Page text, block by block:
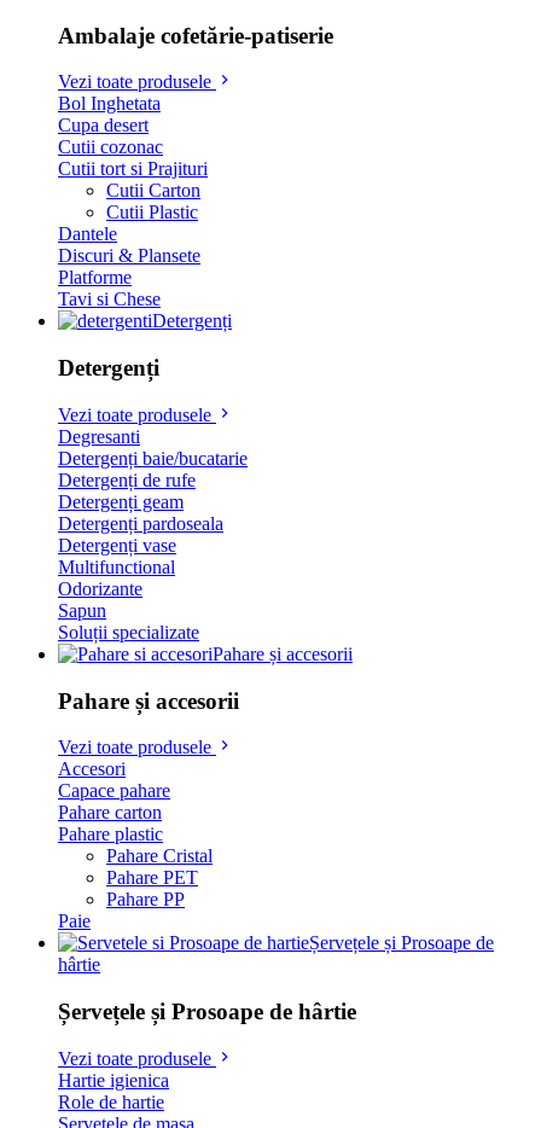
Ambalaje cofetărie-patiserie
Vezi toate produsele
Bol Inghetata
Cupa desert
Cutii cozonac
Cutii tort si Prajituri
Cutii Carton
Cutii Plastic
Dantele
Discuri & Plansete
Platforme
Tavi si Chese
Detergenți
Detergenți
Vezi toate produsele
Degresanti
Detergenți baie/bucatarie
Detergenți de rufe
Detergenți geam
Detergenți pardoseala
Detergenți vase
Multifunctional
Odorizante
Sapun
Soluții specializate
Pahare și accesorii
Pahare și accesorii
Vezi toate produsele
Accesori
Capace pahare
Pahare carton
Pahare plastic
Pahare Cristal
Pahare PET
Pahare PP
Paie
Șervețele și Prosoape de
hârtie
Șervețele și Prosoape de hârtie
Vezi toate produsele
Hartie igienica
Role de hartie
Servetele de masa